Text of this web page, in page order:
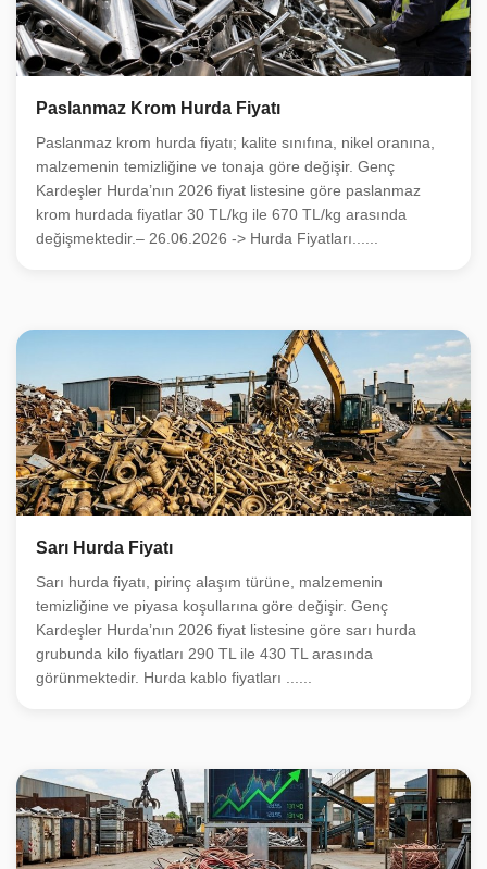
Paslanmaz Krom Hurda Fiyatı
Paslanmaz krom hurda fiyatı; kalite sınıfına, nikel oranına,
malzemenin temizliğine ve tonaja göre değişir. Genç
Kardeşler Hurda’nın 2026 fiyat listesine göre paslanmaz
krom hurdada fiyatlar 30 TL/kg ile 670 TL/kg arasında
değişmektedir.– 26.06.2026 -> Hurda Fiyatları......
Sarı Hurda Fiyatı
Sarı hurda fiyatı, pirinç alaşım türüne, malzemenin
temizliğine ve piyasa koşullarına göre değişir. Genç
Kardeşler Hurda’nın 2026 fiyat listesine göre sarı hurda
grubunda kilo fiyatları 290 TL ile 430 TL arasında
görünmektedir. Hurda kablo fiyatları ......